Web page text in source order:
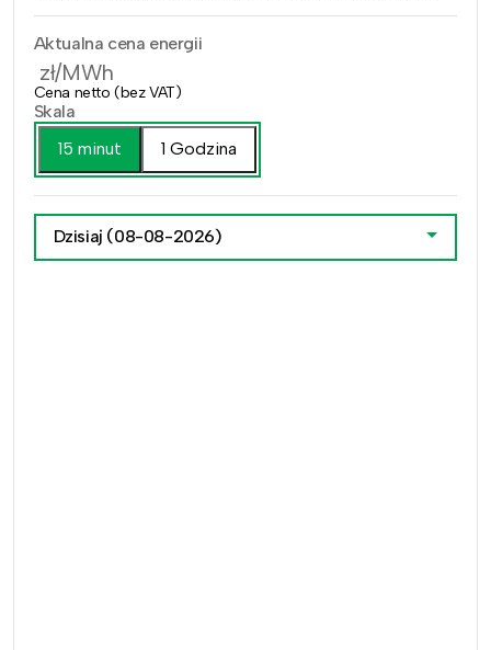
Aktualna cena energii
zł/MWh
Cena netto (bez VAT)
Skala
15 minut
1 Godzina
Dzisiaj (08-08-2026)